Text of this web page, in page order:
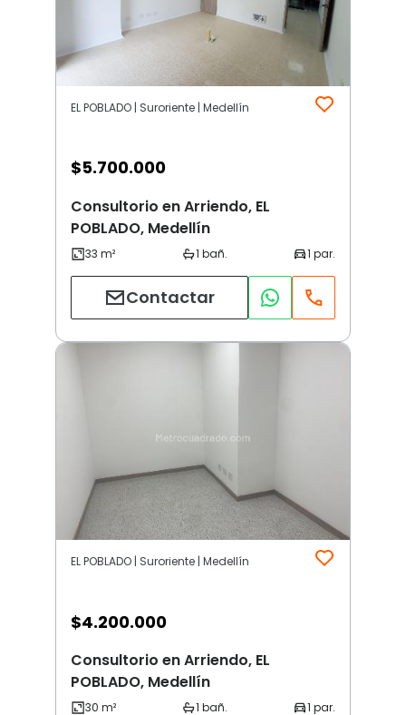
EL POBLADO | Suroriente | Medellín
$5.700.000
Consultorio en Arriendo, EL
POBLADO, Medellín
Contactar
EL POBLADO | Suroriente | Medellín
$4.200.000
Consultorio en Arriendo, EL
POBLADO, Medellín